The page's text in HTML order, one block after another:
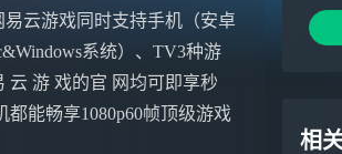
云游戏同时支持手机（安卓
系统）、TV3种游
云 游 戏的官 网均可即享秒
都能畅享1080p60帧顶级游戏
相